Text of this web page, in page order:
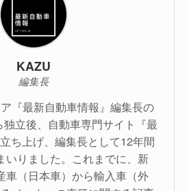
KAZU
編集長
『最新自動車情報』編集長の
立後、自動車専門サイト『最
ち上げ、編集長として12年間
いりました。これまでに、新
車（日本車）から輸入車（外